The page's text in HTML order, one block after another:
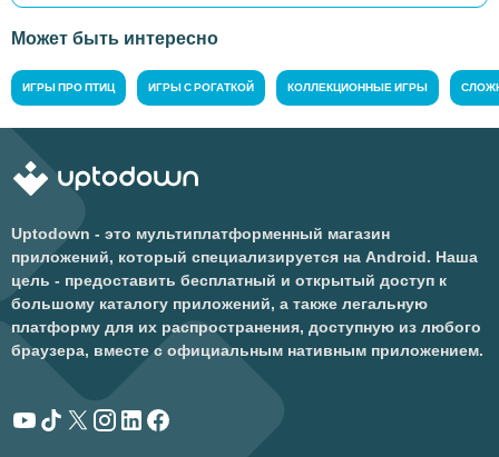
Может быть интересно
ИГРЫ ПРО ПТИЦ ИГРЫ С РОГАТКОЙ КОЛЛЕКЦИОННЫЕ ИГРЫ
Uptodown - это мультиплатформенный магазин
приложений, который специализируется на Android. Наша
цель - предоставить бесплатный и открытый доступ к
большому каталогу приложений, а также легальную
платформу для их распространения, доступную из любого
браузера, вместе с официальным нативным приложением.